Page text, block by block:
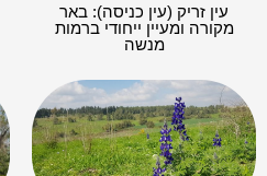
עין זריק (עין כניסה): באר
מקורה ומעיין ייחודי ברמות
מנשה